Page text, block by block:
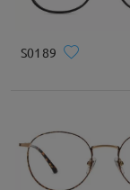
S0189